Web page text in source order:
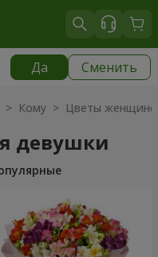
Да Сменить
> Кому > Цветы женщине
девушки